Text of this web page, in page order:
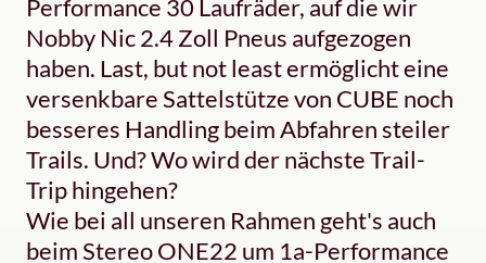
Performance 30 Laufräder, auf die wir
Nobby Nic 2.4 Zoll Pneus aufgezogen
haben. Last, but not least ermöglicht eine
versenkbare Sattelstütze von CUBE noch
besseres Handling beim Abfahren steiler
Trails. Und? Wo wird der nächste Trail-
Trip hingehen?
Wie bei all unseren Rahmen geht's auch
beim Stereo ONE22 um 1a-Performance